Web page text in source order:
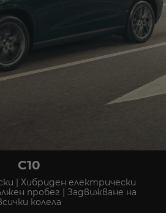
C10
| Хибриден електрически
пробег | Задвижване на
колела